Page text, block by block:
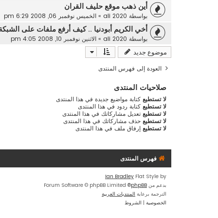
أين ذهب موقع حليف القران
بواسطة ali 2020
» الخميس نوفمبر 06, 2008 6:29 pm
أخي الكريم أبودنيا .. كيف أرفع ملفات على
بواسطة ali 2020
» الاثنين نوفمبر 10, 2008 4:05 pm
موضوع جديد
العودة إلى فهرس المنتدى
صلاحيات المنتدى
لا تستطيع كتابة مواضيع جديدة في هذا المنتدى
لا تستطيع كتابة ردود في هذا المنتدى
لا تستطيع تعديل مشاركاتك في هذا المنتدى
لا تستطيع حذف مشاركاتك في هذا المنتدى
لا تستطيع إرفاق ملف في هذا المنتدى
فهرس المنتدى
Flat Style by
Ian Bradley
بدعم من phpBB
® Forum Software © phpBB Limited
الترجمة برعاية المنتديات العربية
الخصوصية | الشروط